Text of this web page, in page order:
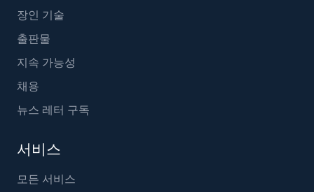
장인 기술
출판물
지속 가능성
채용
뉴스 레터 구독
서비스
모든 서비스